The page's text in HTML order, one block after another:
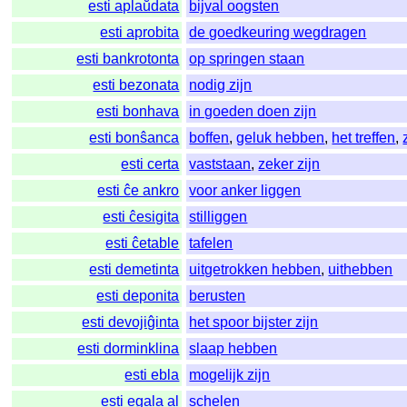
esti aplaŭdata
bijval oogsten
esti aprobita
de goedkeuring wegdragen
esti bankrotonta
op springen staan
esti bezonata
nodig zijn
esti bonhava
in goeden doen zijn
esti bonŝanca
boffen,geluk hebben, het treffen,
esti certa
vaststaan,zeker zijn
esti ĉe ankro
voor anker liggen
esti ĉesigita
stilliggen
esti ĉetable
tafelen
esti demetinta
uitgetrokken hebben, uithebben
esti deponita
berusten
esti devojiĝinta
het spoor bijster zijn
esti dorminklina
slaap hebben
esti ebla
mogelijk zijn
esti egala al
schelen